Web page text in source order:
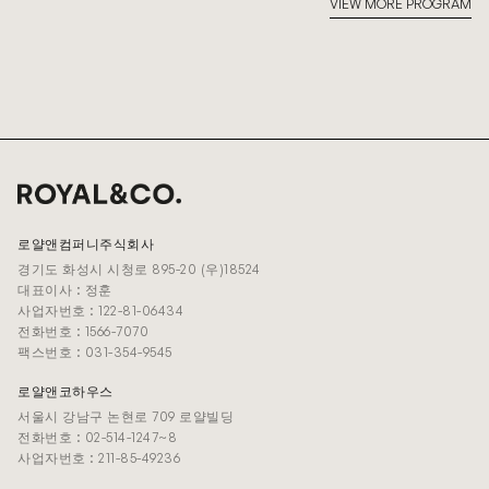
VIEW MORE PROGRAM
로얄앤컴퍼니주식회사
경기도 화성시 시청로 895-20 (우)18524
대표이사 : 정훈
사업자번호 : 122-81-06434
전화번호 : 1566-7070
팩스번호 : 031-354-9545
로얄앤코하우스
서울시 강남구 논현로 709 로얄빌딩
전화번호 : 02-514-1247~8
사업자번호 : 211-85-49236